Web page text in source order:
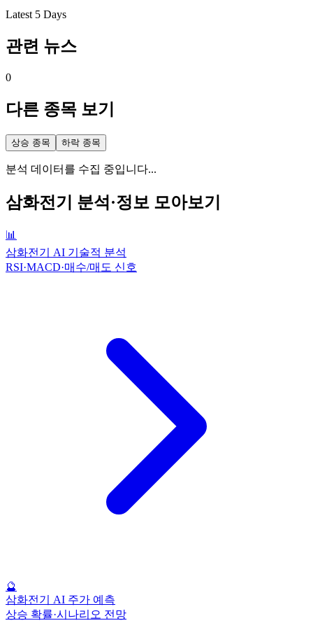
Latest 5 Days
관련 뉴스
0
다른 종목 보기
상승 종목 하락 종목
분석 데이터를 수집 중입니다...
삼화전기 분석·정보 모아보기
📊
삼화전기 AI 기술적 분석
RSI·MACD·매수/매도 신호
🔮
삼화전기 AI 주가 예측
상승 확률·시나리오 전망